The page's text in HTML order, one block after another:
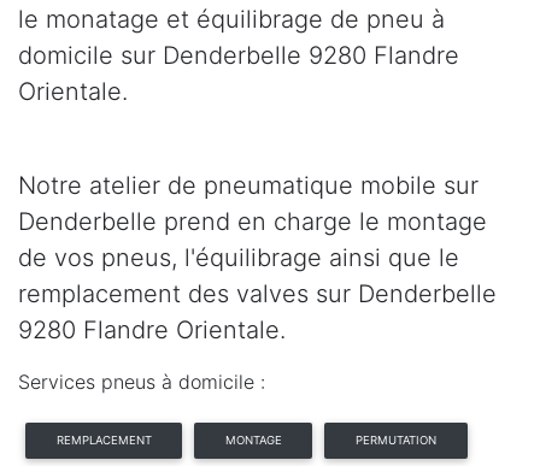
le monatage et équilibrage de pneu à
domicile sur Denderbelle 9280 Flandre
Orientale.
Notre atelier de pneumatique mobile sur
Denderbelle prend en charge le montage
de vos pneus, l'équilibrage ainsi que le
remplacement des valves sur Denderbelle
9280 Flandre Orientale.
Services pneus à domicile :
REMPLACEMENT MONTAGE PERMUTATION